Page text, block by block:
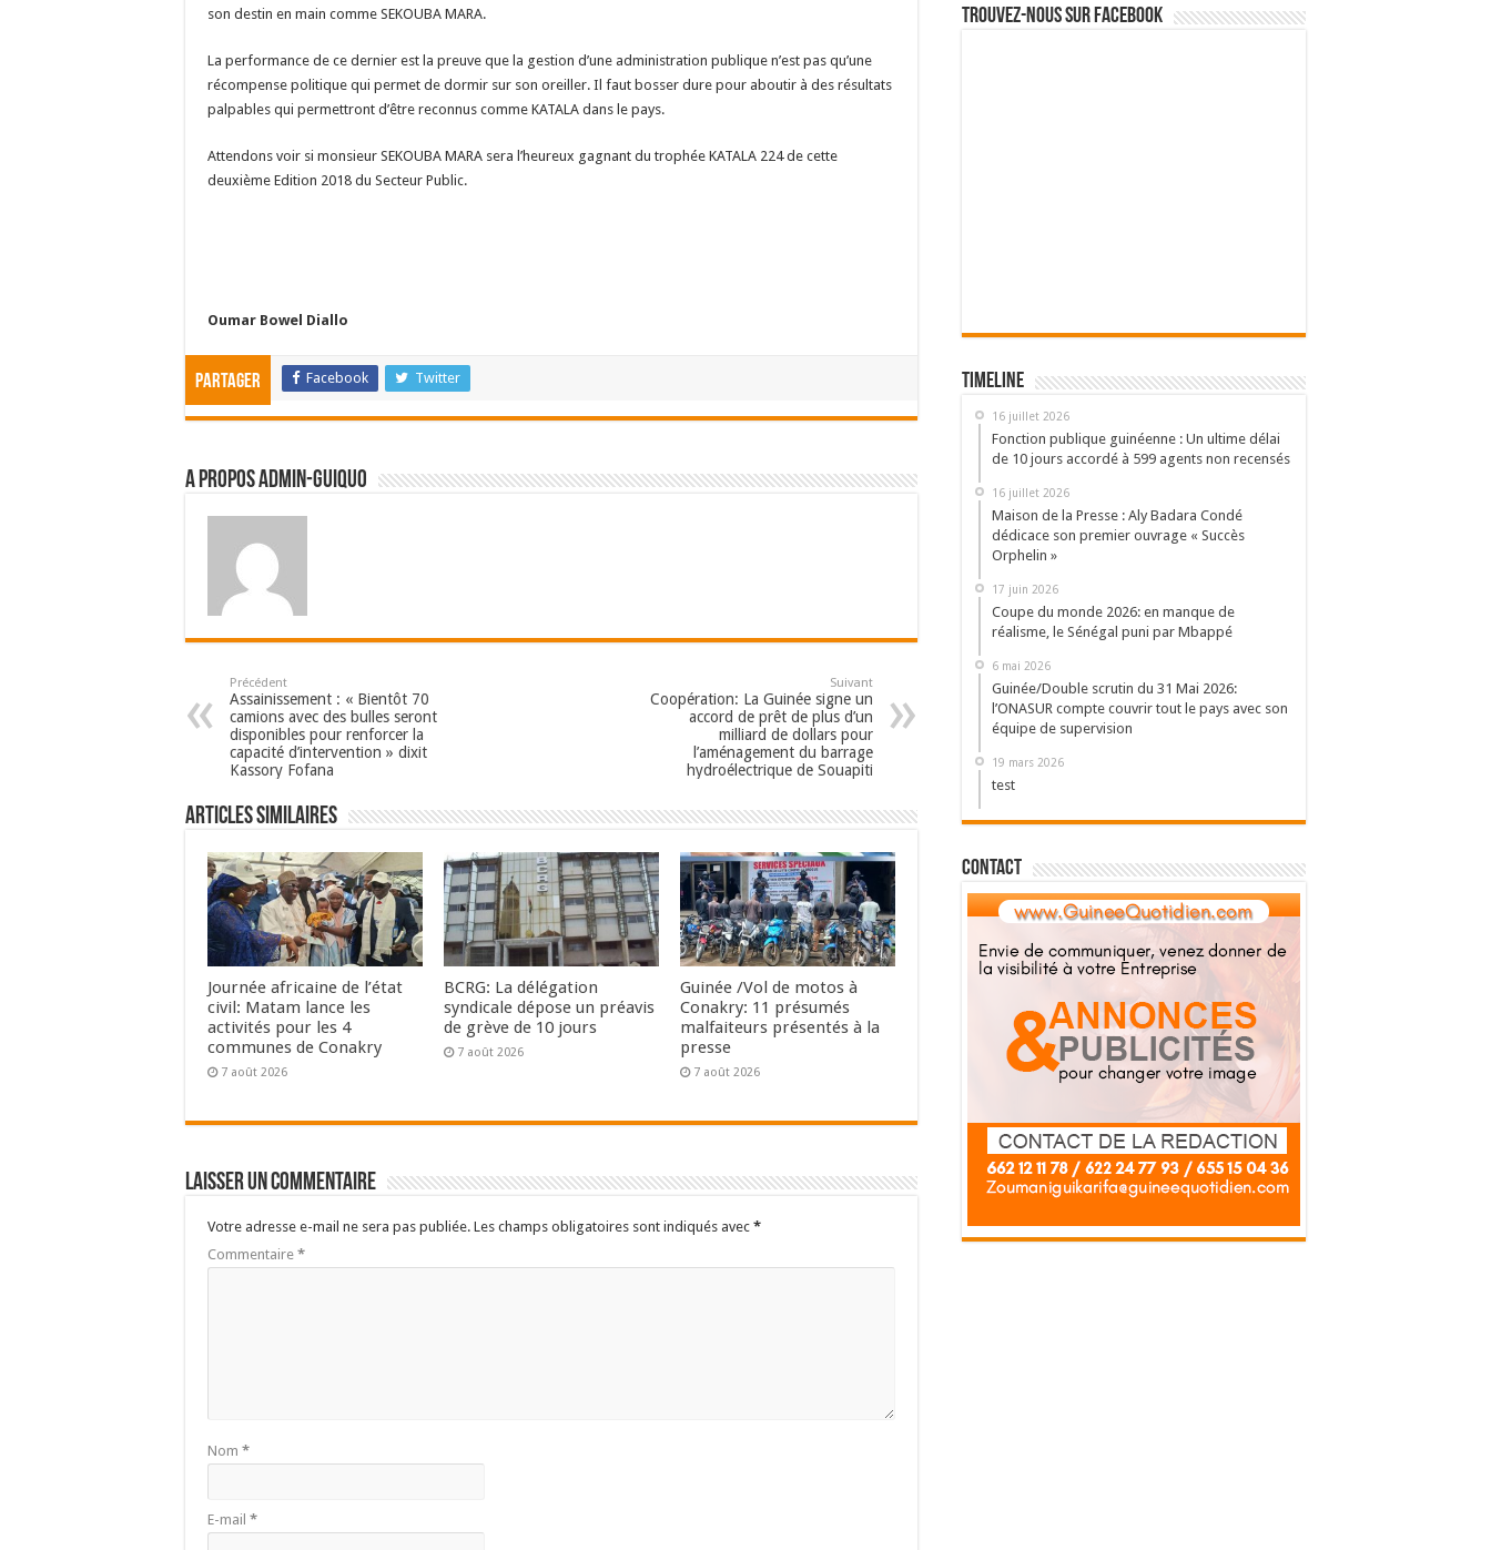
son destin en main comme SEKOUBA MARA.
La performance de ce dernier est la preuve que la gestion d’une administration publique n’est pas qu’une
récompense politique qui permet de dormir sur son oreiller. Il faut bosser dure pour aboutir à des résultats
palpables qui permettront d’être reconnus comme KATALA dans le pays.
Attendons voir si monsieur SEKOUBA MARA sera l’heureux gagnant du trophée KATALA 224 de cette
deuxième Edition 2018 du Secteur Public.
Oumar Bowel Diallo
Partager Facebook Twitter
A propos admin-guiquo
Précédent
Assainissement : « Bientôt 70
camions avec des bulles seront
disponibles pour renforcer la
capacité d’intervention » dixit
Kassory Fofana
Suivant
Coopération: La Guinée signe un
accord de prêt de plus d’un
milliard de dollars pour
l’aménagement du barrage
hydroélectrique de Souapiti
Articles Similaires
Journée africaine de l’état
civil: Matam lance les
activités pour les 4
communes de Conakry
7 août 2026
BCRG: La délégation
syndicale dépose un préavis
de grève de 10 jours
7 août 2026
Guinée /Vol de motos à
Conakry: 11 présumés
malfaiteurs présentés à la
presse
7 août 2026
Laisser un commentaire
Votre adresse e-mail ne sera pas publiée. Les champs obligatoires sont indiqués avec *
Commentaire *
Nom *
E-mail *
Trouvez-nous sur Facebook
Timeline
16 juillet 2026
Fonction publique guinéenne : Un ultime délai
de 10 jours accordé à 599 agents non recensés
16 juillet 2026
Maison de la Presse : Aly Badara Condé
dédicace son premier ouvrage « Succès
Orphelin »
17 juin 2026
Coupe du monde 2026: en manque de
réalisme, le Sénégal puni par Mbappé
6 mai 2026
Guinée/Double scrutin du 31 Mai 2026:
l’ONASUR compte couvrir tout le pays avec son
équipe de supervision
19 mars 2026
test
Contact